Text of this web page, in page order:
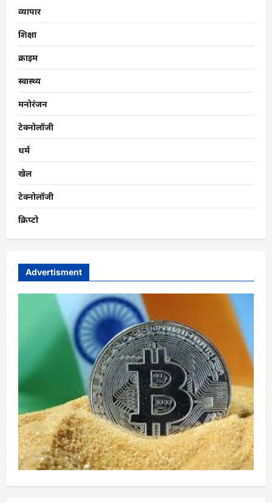
व्यापार
शिक्षा
क्राइम
स्वास्थ्य
मनोरंजन
टेक्नोलॉजी
धर्म
खेल
टेक्नोलॉजी
क्रिप्टो
Advertisment